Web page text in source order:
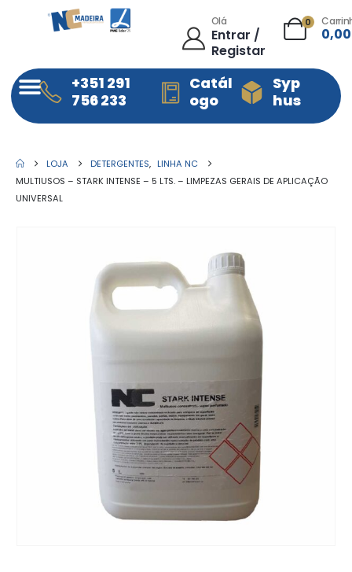
Olá
Entrar /
Registar
0
+351 291
756 233
Catál
ogo
Syp
hus
LOJA DETERGENTES, LINHA NC
MULTIUSOS – STARK INTENSE – 5 LTS. – LIMPEZAS GERAIS DE APLICAÇÃO
UNIVERSAL